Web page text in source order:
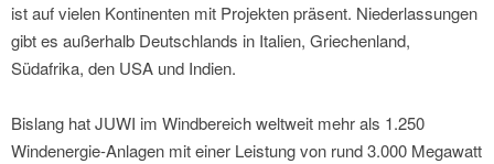
ist auf vielen Kontinenten mit Projekten präsent. Niederlassungen
gibt es außerhalb Deutschlands in Italien, Griechenland,
Südafrika, den USA und Indien.
Bislang hat JUWI im Windbereich weltweit mehr als 1.250
Windenergie-Anlagen mit einer Leistung von rund 3.000 Megawatt